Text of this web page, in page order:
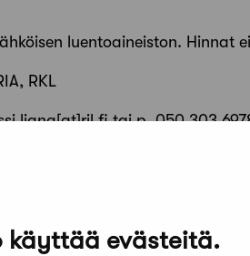
käyttää evästeitä.
luentoaineiston. Hinnat
RKL
tai p. 050 303
osaamistasi
kalenterivuoden sisään siitä,
toimiville.